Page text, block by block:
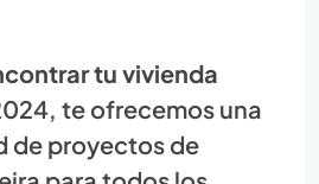
tu vivienda
te ofrecemos una
de proyectos de